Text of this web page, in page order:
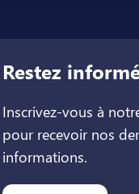
Restez
Inscrivez-vous à
pour recevoir nos
informations.